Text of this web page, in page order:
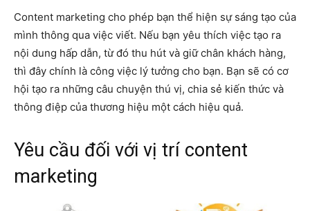
Content marketing cho phép bạn thể hiện sự sáng tạo của
mình thông qua việc viết. Nếu bạn yêu thích việc tạo ra
nội dung hấp dẫn, từ đó thu hút và giữ chân khách hàng,
thì đây chính là công việc lý tưởng cho bạn. Bạn sẽ có cơ
hội tạo ra những câu chuyện thú vị, chia sẻ kiến thức và
thông điệp của thương hiệu một cách hiệu quả.
Yêu cầu đối với vị trí content
marketing